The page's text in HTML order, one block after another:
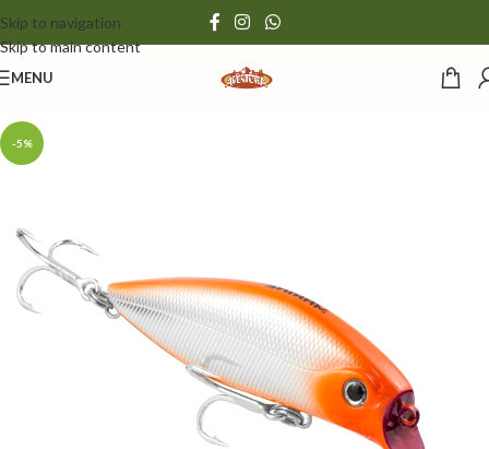
Skip to navigation
Skip to main content
MENU
-5%